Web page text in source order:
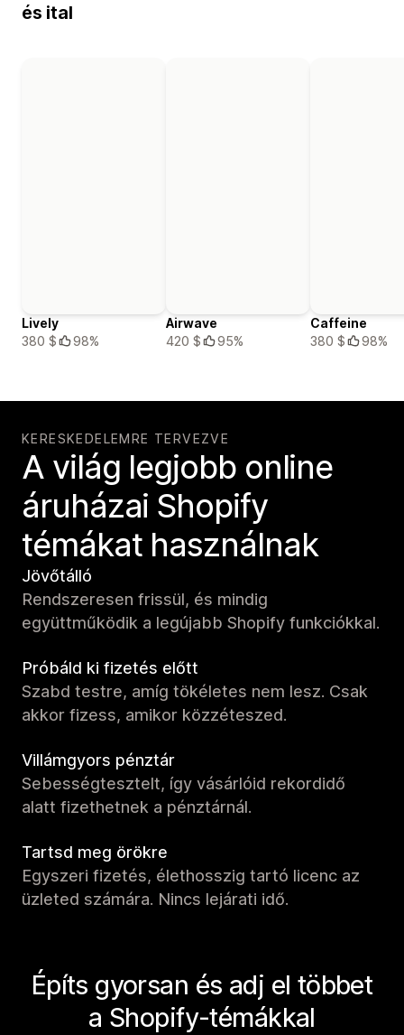
és ital
Lively
380 $
98%
Airwave
420 $
95%
Caffeine
380 $
98%
KERESKEDELEMRE TERVEZVE
A világ legjobb online
áruházai Shopify
témákat használnak
Jövőtálló
Rendszeresen frissül, és mindig
együttműködik a legújabb Shopify funkciókkal.
Próbáld ki fizetés előtt
Szabd testre, amíg tökéletes nem lesz. Csak
akkor fizess, amikor közzéteszed.
Villámgyors pénztár
Sebességtesztelt, így vásárlóid rekordidő
alatt fizethetnek a pénztárnál.
Tartsd meg örökre
Egyszeri fizetés, élethosszig tartó licenc az
üzleted számára. Nincs lejárati idő.
Építs gyorsan és adj el többet
a Shopify-témákkal